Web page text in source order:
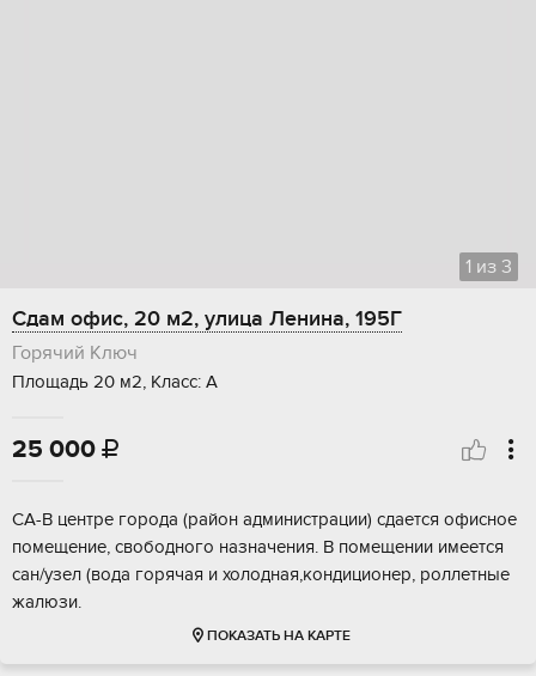
1 из 3
Сдам офис, 20 м2, улица Ленина, 195Г
Горячий Ключ
Площадь 20 м2, Класс: А
25 000 
СА-В центре города (район администрации) сдается офисное
помещение, свободного назначения. В помещении имеется
сан/узел (вода горячая и холодная,кондиционер, роллетные
жалюзи.
ПОКАЗАТЬ НА КАРТЕ